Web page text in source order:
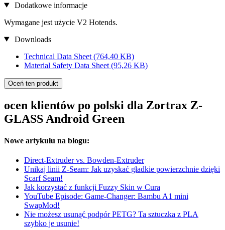
Dodatkowe informacje
Wymagane jest użycie V2 Hotends.
Downloads
Technical Data Sheet (764,40 KB)
Material Safety Data Sheet (95,26 KB)
Oceń ten produkt
ocen klientów po polski dla Zortrax Z-
GLASS Android Green
Nowe artykułu na blogu:
Direct-Extruder vs. Bowden-Extruder
Unikaj linii Z-Seam: Jak uzyskać gładkie powierzchnie dzięki
Scarf Seam!
Jak korzystać z funkcji Fuzzy Skin w Cura
YouTube Episode: Game-Changer: Bambu A1 mini
SwapMod!
Nie możesz usunąć podpór PETG? Ta sztuczka z PLA
szybko je usunie!